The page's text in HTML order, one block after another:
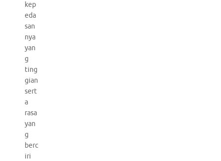
kep
eda
san
nya
yan
g
ting
gian
sert
a
rasa
yan
g
berc
iri